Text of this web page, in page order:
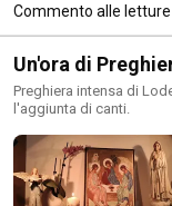
Commento alle
Un'ora di
Agostino Ricotta
Preghiera intensa di
l'aggiunta di canti.